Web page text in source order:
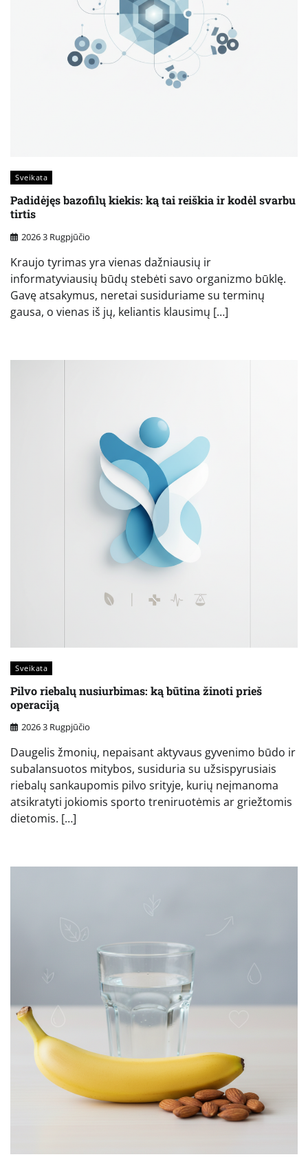
Sveikata
Padidėjęs bazofilų kiekis: ką tai reiškia ir kodėl svarbu
tirtis
2026 3 Rugpjūčio
Kraujo tyrimas yra vienas dažniausių ir
informatyviausių būdų stebėti savo organizmo būklę.
Gavę atsakymus, neretai susiduriame su terminų
gausa, o vienas iš jų, keliantis klausimų […]
Sveikata
Pilvo riebalų nusiurbimas: ką būtina žinoti prieš
operaciją
2026 3 Rugpjūčio
Daugelis žmonių, nepaisant aktyvaus gyvenimo būdo ir
subalansuotos mitybos, susiduria su užsispyrusiais
riebalų sankaupomis pilvo srityje, kurių neįmanoma
atsikratyti jokiomis sporto treniruotėmis ar griežtomis
dietomis. […]